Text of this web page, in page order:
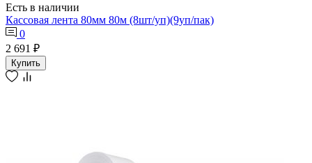
Есть в наличии
Кассовая лента 80мм 80м (8шт/уп)(9уп/пак)
0
2 691 ₽
Купить